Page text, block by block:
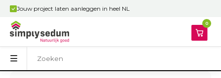
Jouw project laten aanleggen in heel NL
0